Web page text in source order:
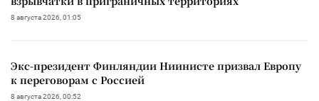
8 августа 2026, 01:05
Экс-президент Финляндии Ниинисте призвал Европу
к переговорам с Россией
8 августа 2026, 00:52